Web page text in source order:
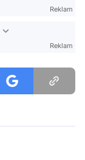
Reklam
Reklam